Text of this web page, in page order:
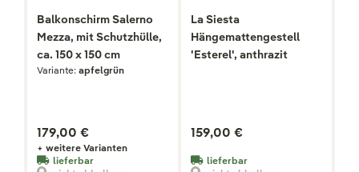
Balkonschirm Salerno
Mezza, mit Schutzhülle,
ca. 150 x 150 cm
Variante: apfelgrün
179,00 €
+ weitere Varianten
lieferbar
La Siesta
Hängemattengestell
'Esterel', anthrazit
159,00 €
lieferbar